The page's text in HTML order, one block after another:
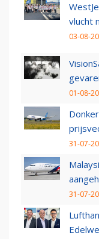
vlucht
03-08-
01-08-
31-07-
31-07-